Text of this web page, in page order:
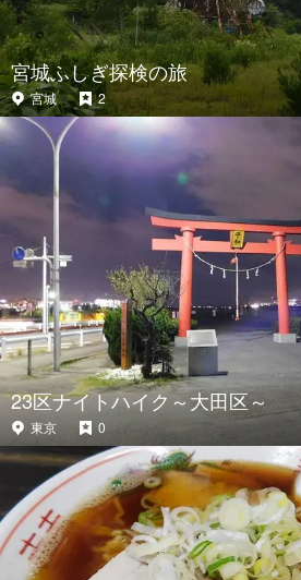
宮城ふしぎ探検の旅
宮城 2
23区ナイトハイク～大田区～
東京 0